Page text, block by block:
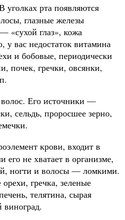
рта появляются
глазные железы
«сухой глаз», кожа
вас недостаток витамина
и бобовые, периодически
почек, гречки, овсянки,
Его источники —
сельдь, проросшее зерно,
крови, входит в
его не хватает в организме,
ногти и волосы — ломкими.
гречка, зеленые
телятина, сырая
виноград.